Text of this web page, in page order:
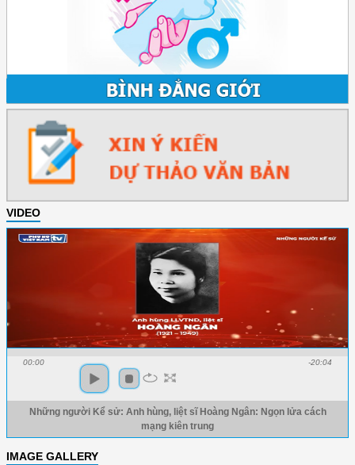
VIDEO
00:00 -20:04
Những người Kể sử: Anh hùng, liệt sĩ Hoàng Ngân: Ngọn lửa cách
mạng kiên trung
IMAGE GALLERY